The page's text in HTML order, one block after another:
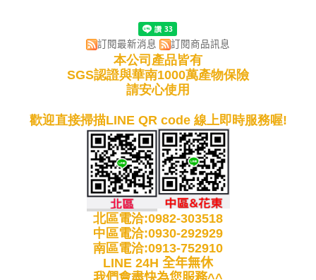
訂閱最新消息 訂閱商品訊息
本公司產品皆有
SGS認證與華南1000萬產物保險
請安心使用
歡迎直接掃描LINE QR code 線上即時服務喔!
北區電洽:0982-303518
中區電洽:0930-292929
南區電洽:0913-752910
LINE 24H 全年無休